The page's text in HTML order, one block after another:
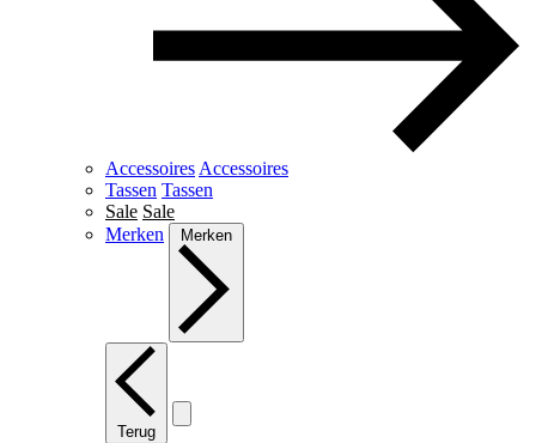
Accessoires Accessoires
Tassen Tassen
Sale Sale
Merken
Merken
Terug